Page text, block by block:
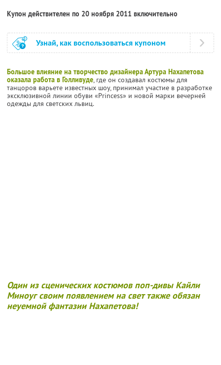
Купон действителен по 20 ноября 2011 включительно
Узнай, как воспользоваться купоном
Большое влияние на творчество дизайнера Артура Нахапетова
оказала работа в Голливуде, где он создавал костюмы для
танцоров варьете известных шоу, принимал участие в разработке
эксклюзивной линии обуви «Princess» и новой марки вечерней
одежды для светских львиц.
Один из сценических костюмов поп-дивы Кайли
Миноугсвоим появлением на свет также обязан
неуемной фантазии Нахапетова!